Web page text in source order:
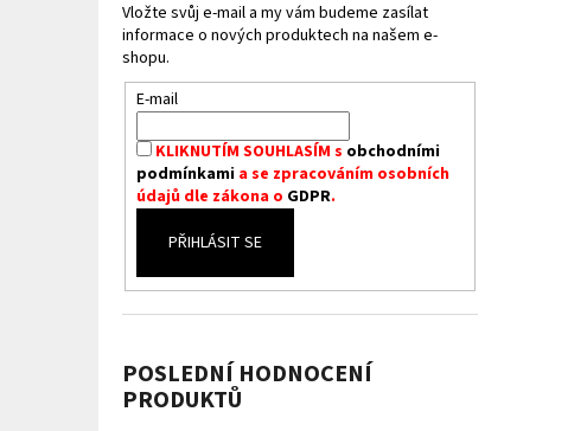
Vložte svůj e-mail a my vám budeme zasílat
informace o nových produktech na našem e-
shopu.
E-mail
KLIKNUTÍM SOUHLASÍM s obchodními
podmínkamia se zpracováním osobních
údajů dle zákona o GDPR.
PŘIHLÁSIT SE
POSLEDNÍ HODNOCENÍ
PRODUKTŮ